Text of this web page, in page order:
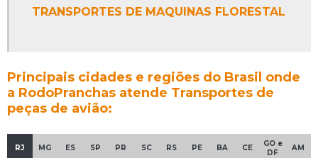
TRANSPORTES DE MAQUINAS FLORESTAL
Principais cidades e regiões do Brasil onde
a RodoPranchas atende Transportes de
peças de avião:
RJ MG ES SP PR SC RS PE BA CE
GO e
DF
AM